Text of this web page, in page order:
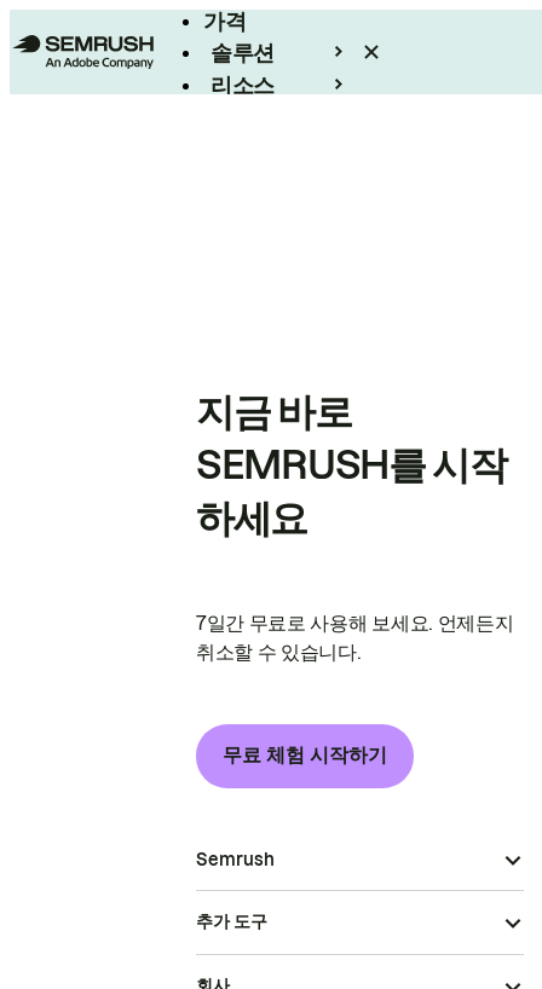
가격
솔루션
리소스
지금 바로
SEMRUSH를 시작
하세요
7일간 무료로 사용해 보세요. 언제든지
취소할 수 있습니다.
무료 체험 시작하기
Semrush
추가 도구